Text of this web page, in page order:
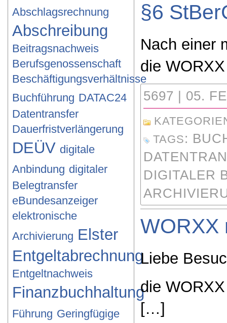
Abschlagsrechnung
Abschreibung
Beitragsnachweis
Berufsgenossenschaft
Beschäftigungsverhältnisse
Buchführung DATAC24
Datentransfer
Dauerfristverlängerung
DEÜV digitale
Anbindung digitaler
Belegtransfer
eBundesanzeiger
elektronische
Archivierung Elster
Entgeltabrechnung
Entgeltnachweis
Finanzbuchhaltung
Führung Geringfügige
§6
Nach einer
die
5697 | 05.
TAGS:
DIGITALER
WORXX
Liebe
die
[…]